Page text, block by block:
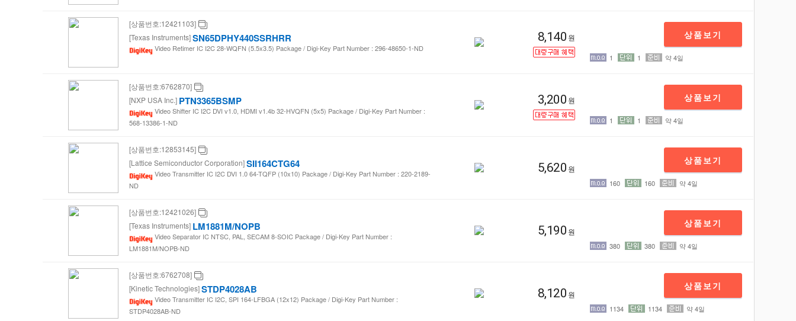
[상품번호:12421103]
[Texas Instruments]SN65DPHY440SSRHRR
Video Retimer IC I2C 28-WQFN (5.5x3.5) Package / Digi-Key Part Number : 296-48650-1-ND
8,140 원 상품보기
1 1 약 4일
[상품번호:6762870]
[NXP USA Inc.] PTN3365BSMP
Video Shifter IC I2C DVI v1.0, HDMI v1.4b 32-HVQFN (5x5) Package / Digi-Key Part Number :
568-13386-1-ND
3,200 원 상품보기
1 1 약 4일
[상품번호:12853145]
[Lattice Semiconductor Corporation]SII164CTG64
Video Transmitter IC I2C DVI 1.0 64-TQFP (10x10) Package / Digi-Key Part Number : 220-2189-
ND
5,620 원
상품보기
160 160 약 4일
[상품번호:12421026]
[Texas Instruments] LM1881M/NOPB
Video Separator IC NTSC, PAL, SECAM 8-SOIC Package / Digi-Key Part Number :
LM1881M/NOPB-ND
5,190 원
상품보기
380 380 약 4일
[상품번호:6762708]
[Kinetic Technologies]STDP4028AB
Video Transmitter IC I2C, SPI 164-LFBGA (12x12) Package / Digi-Key Part Number :
STDP4028AB-ND
8,120 원
상품보기
1134 1134 약 4일